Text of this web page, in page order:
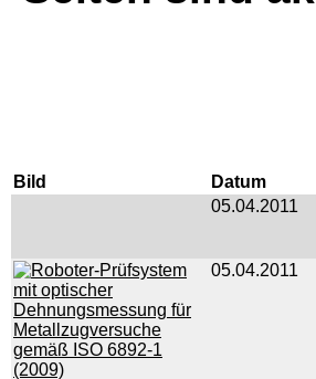
Bild Datum
05.04.2011
05.04.2011